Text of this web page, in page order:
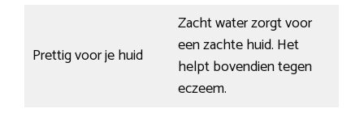
Prettig voor je huid
Zacht water zorgt voor
een zachte huid. Het
helpt bovendien tegen
eczeem.